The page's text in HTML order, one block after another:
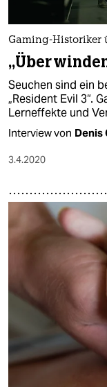
Gaming-Historiker
Seuchen sind ein
„Resident Evil 3“.
Lerneffekte und
Interview von Denis
3.4.2020